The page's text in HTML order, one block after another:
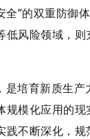
”的双重防
风险领域，
培育新质生
模化应用的
不断深化，